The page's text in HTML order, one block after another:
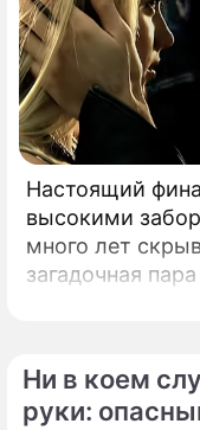
Настоящий
высокими
много лет
загадочная
теннисистка
самых
мирового шоу-
Ни в коем
руки: